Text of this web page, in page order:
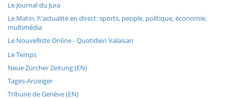
Le Journal du Jura
Le Matin, l\'actualité en direct: sports, people, politique, économie,
multimédia
Le Nouvelliste Online - Quotidien Valaisan
Le Temps
Neue Zürcher Zeitung (EN)
Tages-Anzeiger
Tribune de Genève (EN)